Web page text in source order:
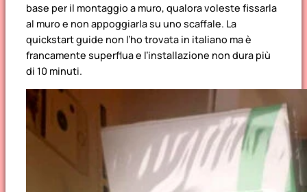
base per il montaggio a muro, qualora voleste fissarla
al muro e non appoggiarla su uno scaffale. La
quickstart guide non l’ho trovata in italiano ma è
francamente superflua e l’installazione non dura più
di 10 minuti.